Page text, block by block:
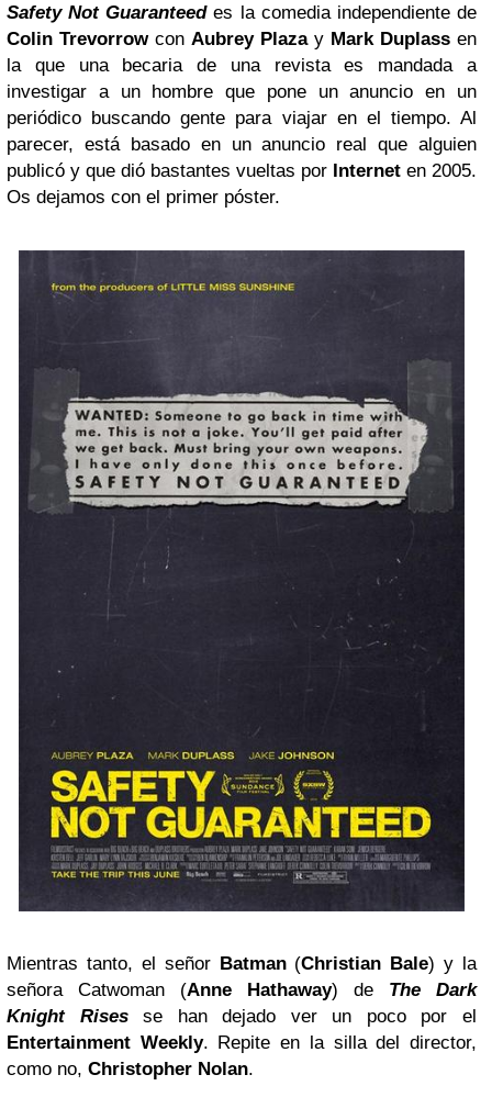
Safety Not Guaranteedes la comedia independiente de
Colin Trevorrowcon Aubrey Plaza y Mark Duplass en
la que una becaria de una revista es mandada a
investigar a un hombre que pone un anuncio en un
periódico buscando gente para viajar en el tiempo. Al
parecer, está basado en un anuncio real que alguien
publicó y que dió bastantes vueltas por Internet en 2005.
Os dejamos con el primer póster.
Mientras tanto, el señor Batman(Christian Bale) y la
señora Catwoman (Anne Hathaway) de The Dark
Knight Risesse han dejado ver un poco por el
Entertainment Weekly. Repite en la silla del director,
como no, Christopher Nolan.